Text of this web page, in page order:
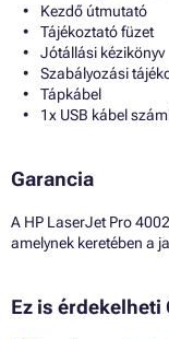
Kezdő útmutató
Tájékoztató füzet
Jótállási kézikönyv
Szabályozási
Tápkábel
1x USB kábel
Garancia
A HP LaserJet Pro
amelynek keretében a
Ez is érdekelheti